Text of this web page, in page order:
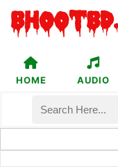
HOME AUDIO